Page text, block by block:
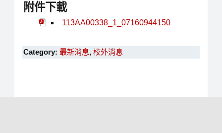
附件下載
113AA00338_1_07160944150
Category: 最新消息, 校外消息